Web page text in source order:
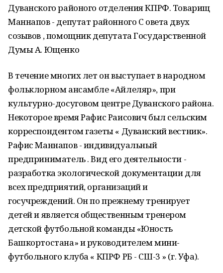
Дуванского районого отделения КПРФ. Товарищ
Маннапов - депутат районного С овета двух
созывов , помощник депутата Государственной
Думы А. Ющенко
В течение многих лет он выступает в народном
фольклорном ансамбле «Айлеляр», при
культурно-досуговом центре Дуванского района.
Некоторое время Рафис Раисович был сельским
корреспондентом газеты « Дуванский вестник».
Рафис Маннапов - индивидуальный
предприниматель . Вид его деятельности -
разработка экологической документации для
всех предприятий, организаций и
госучреждений. Он по прежнему тренирует
детей и является общественным тренером
детской футбольной команды «Юность
Башкортостана» и руководителем мини-
футбольного клуба « КПРФ РБ - СШ-3 » (г. Уфа).